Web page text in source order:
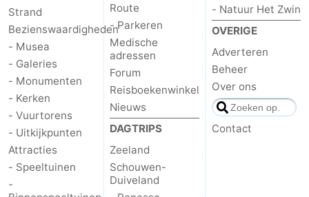
Brouwershaven
-
Bruinisse
-
Zierikzee
-
Natuur
Oosterschelde
Burgh
Haamstede
Natuur
Walcheren
Strand
Bezienswaardigheden
- Musea
- Galeries
- Monumenten
- Kerken
- Vuurtorens
- Uitkijkpunten
Attracties
- Speeltuinen
-
Route
- Parkeren
Medische
adressen
Forum
Reisboekenwinkel
Nieuws
DAGTRIPS
Zeeland
Schouwen-
Duiveland
- Natuur Het Zwin
OVERIGE
Adverteren
Beheer
Over ons
Contact